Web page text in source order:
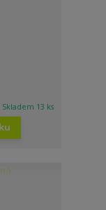
Skladem 13 ks